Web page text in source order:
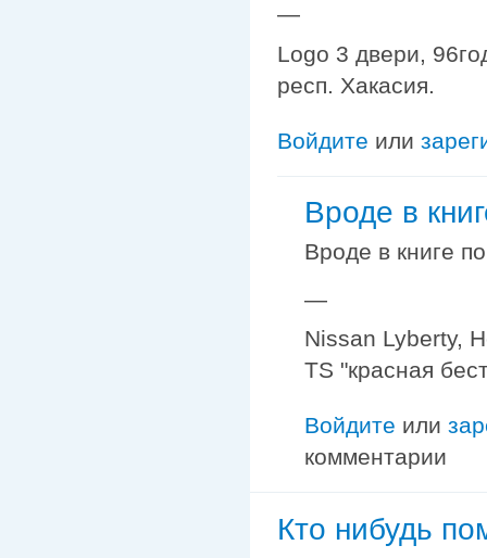
—
Logo 3 двери,
респ. Хакасия.
Войдите или
Вроде в
Вроде в книге
—
Nissan Lyberty,
TS "красная
Войдите или
комментарии
Кто нибудь